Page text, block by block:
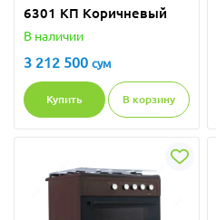
6301 КП Коричневый
В наличии
3 212 500 сум
Купить В корзину